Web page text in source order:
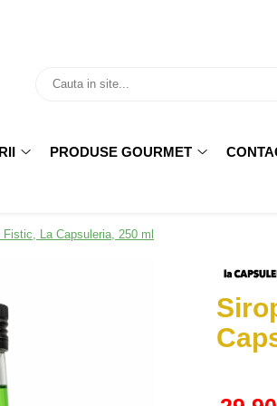
PRODUSE GOURMET
La Capsuleria, 250 ml